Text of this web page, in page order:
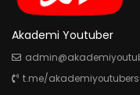
Akademi Youtuber
t.me/